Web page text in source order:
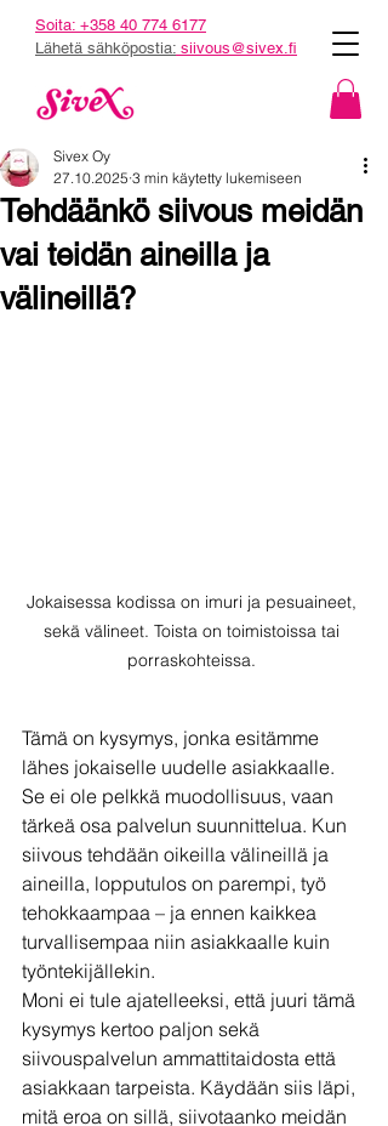
Soita: +358 40 774 6177
Lähetä sähköpostia: siivous@sivex.fi
Tehdäänkö siivous meidän
vai teidän aineilla ja
välineillä?
Sivex Oy
27.10.2025 3 min käytetty lukemiseen
Jokaisessa kodissa on imuri ja pesuaineet,
sekä välineet. Toista on toimistoissa tai
porraskohteissa.
Tämä on kysymys, jonka esitämme
lähes jokaiselle uudelle asiakkaalle.
Se ei ole pelkkä muodollisuus, vaan
tärkeä osa palvelun suunnittelua. Kun
siivous tehdään oikeilla välineillä ja
aineilla, lopputulos on parempi, työ
tehokkaampaa – ja ennen kaikkea
turvallisempaa niin asiakkaalle kuin
työntekijällekin.
Moni ei tule ajatelleeksi, että juuri tämä
kysymys kertoo paljon sekä
siivouspalvelun ammattitaidosta että
asiakkaan tarpeista. Käydään siis läpi,
mitä eroa on sillä, siivotaanko meidän